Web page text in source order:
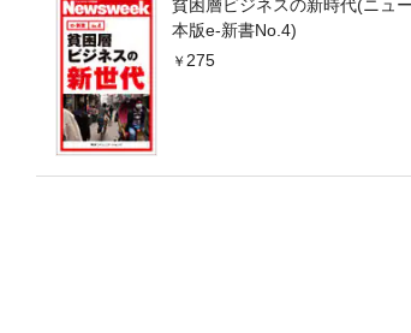
貧困層ビジネスの新時代(ニュ
本版e-新書No.4)
275